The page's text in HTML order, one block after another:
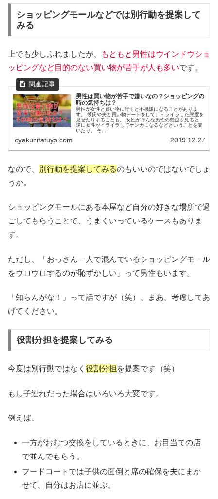
ショッピングモールなどでは別行動を提案して
みる
上でも少しふれましたが、
もともと男性はウインドウショ
ッピングなど目的のない買い物が苦手が人も多いです。
男性は買い物が苦手で嫌いなの？ショッピングの
時の気持ちは？
男性が女性と買い物に行くと不機嫌になることがありま
す。 彼氏や夫と買い物デートをして、イライラした態度を
見せたりすることも。 女性がそんな男性の態度を見ると、
逆に女性がイライラしてケンカになるなどということを聞
いたり。 そ...
oyakunitatuyo.com 2019.12.27
なので、 別行動を提案してみるのもいいのではないでしょ
うか。
ショッピングモールにある本屋など自分の好きな場所で過
ごしてもらうことで、うまくいっているケースもありま
す。
ただし、「おっさん一人で混んでいるショッピングモール
をウロウロするのが恥ずかしい」って男性もいます。
「知らんがな！」って話ですが（笑）、まあ、考慮してあ
げてください。
役割分担を提案してみる
今度は別行動ではなく 役割分担 を提案です（笑）
もし子連れだった場合はいろいろ大変です。
例えば、
一方がおむつ交換をしているときに、お目当ての店
で並んでもらう。
フードコートでは子供の面倒と席の確保を夫にまか
せて、自分はお店に並ぶ。